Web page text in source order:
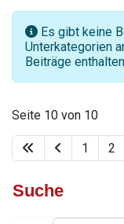
Information
Es gibt keine
Unterkategorien
Beiträge
Seite 10 von 10
1 2
Suche